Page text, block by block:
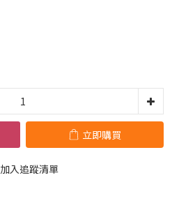
立即購買
加入追蹤清單